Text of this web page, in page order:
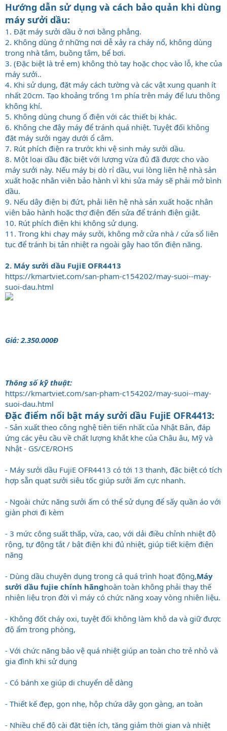
Hướng dẫn sử dụng và cách bảo quản khi dùng
máy sưởi dầu:
1. Đặt máy sưởi dầu ở nơi bằng phẳng.
2. Không dùng ở những nơi dễ xảy ra cháy nổ, không dùng
trong nhà tắm, buồng tắm, bể bơi.
3. (Đặc biệt là trẻ em) không thò tay hoặc chọc vào lỗ, khe của
máy sưởi..
4. Khi sử dụng, đặt máy cách tường và các vật xung quanh ít
nhất 20cm. Tạo khoảng trống 1m phía trên máy để lưu thông
không khí.
5. Không dùng chung ổ điện với các thiết bị khác.
6. Không che đậy máy để tránh quá nhiệt. Tuyệt đối không
đặt máy sưởi ngay dưới ổ cắm.
7. Rút phích điện ra trước khi vệ sinh máy sưởi dầu.
8. Một loại dầu đặc biệt với lượng vừa đủ đã được cho vào
máy sưởi này. Nếu máy bị dò rỉ dầu, vui lòng liên hệ nhà sản
xuất hoặc nhân viên bảo hành vì khi sửa máy sẽ phải mở bình
dầu.
9. Nếu dây điện bị đứt, phải liên hệ nhà sản xuất hoặc nhân
viên bảo hành hoặc thợ điện đến sửa để tránh điện giật.
10. Rút phích điện khi không sử dụng.
11. Trong khi chạy máy sưởi, không mở cửa nhà / cửa sổ liên
tục để tránh bị tản nhiệt ra ngoài gây hao tốn điện năng.
2. Máy sưởi dầu FujiE OFR4413
https://kmartviet.com/san-pham-c154202/may-suoi--may-
suoi-dau.html
Giá: 2.350.000Đ
Thông số kỹ thuật:
https://kmartviet.com/san-pham-c154202/may-suoi--may-
suoi-dau.html
Đặc điểm nổi bật máy sưởi dầu FujiE OFR4413:
- Sản xuất theo công nghệ tiên tiến nhất của Nhật Bản, đáp
ứng các yêu cầu về chất lượng khắt khe của Châu âu, Mỹ và
Nhật - GS/CE/ROHS
- Máy sưởi dầu FujiE OFR4413 có tới 13 thanh, đặc biệt có tích
hợp sẵn quạt sưởi siêu tốc giúp sưởi ấm cực nhanh.
- Ngoài chức năng sưởi ấm có thể sử dụng để sấy quần áo với
giàn phơi đi kèm
- 3 mức công suất thấp, vừa, cao, với dải điều chỉnh nhiệt độ
rộng, tự động tắt / bật điện khi đủ nhiệt, giúp tiết kiệm điện
năng
- Dùng dầu chuyên dụng trong cả quá trình hoạt động,Máy
sưởi dầu fujie chính hãnghoàn toàn không phải thay thế
nhiên liệu trọn đời vì máy có chức năng xoay vòng nhiên liệu.
- Không đốt cháy oxi, tuyệt đối không làm khô da và giữ được
độ ẩm trong phòng,
- Với chức năng bảo vệ quá nhiệt giúp an toàn cho trẻ nhỏ và
gia đình khi sử dụng
- Có bánh xe giúp di chuyển dễ dàng
- Thiết kế đẹp, gọn nhẹ, hộp chứa dây gọn gàng, an toàn
- Nhiều chế độ cài đặt tiện ích, tăng giảm thời gian và nhiệt